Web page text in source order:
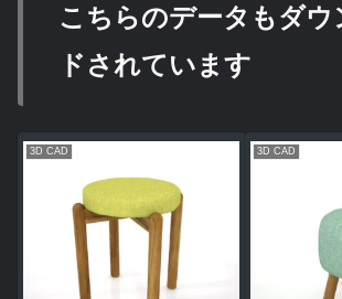
こちらのデータもダウ
ドされています
3D CAD 3D CAD